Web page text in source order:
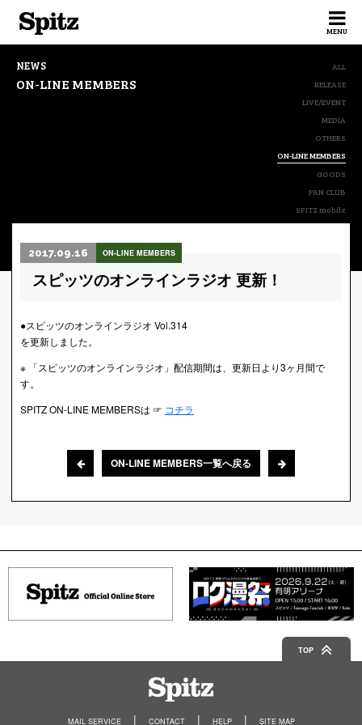
MENU
NEWS
ON-LINE MEMBERS
ALL
RELEASE
LIVE/EVENT
MEDIA
OTHERS
ON-LINE MEMBERS
GOODS
FAN CLUB
SPITZ mobile
2017.09.16 ON-LINE MEMBERS
スピッツのオンラインラジオ 更新！
●スピッツのオンラインラジオ Vol.314
を更新しました。
※ 「スピッツのオンラインラジオ」配信期間は、更新日より3ヶ月間で
す。
SPITZ ON-LINE MEMBERSは ☞ コチラ
ON-LINE MEMBERS一覧へ戻る
TOP
MAIL SERVICE CONTACT HELP SITE MAP